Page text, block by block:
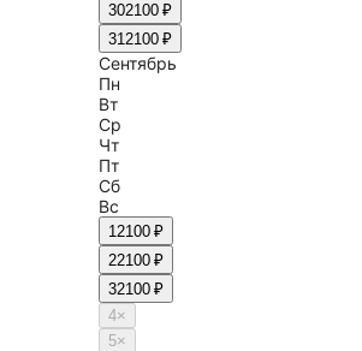
302100 ₽
312100 ₽
Сентябрь
Пн
Вт
Ср
Чт
Пт
Сб
Вс
12100 ₽
22100 ₽
32100 ₽
4×
5×